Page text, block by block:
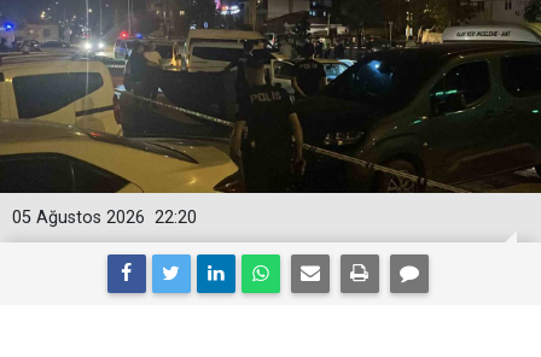
22:20
05 Ağustos 2026